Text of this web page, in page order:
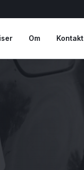
Om Kontakt